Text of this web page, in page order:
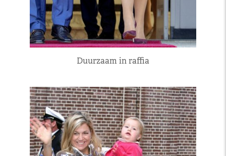
Duurzaam in raffia